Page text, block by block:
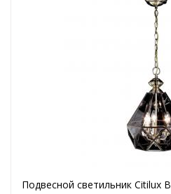
Подвесной светильник Citilux